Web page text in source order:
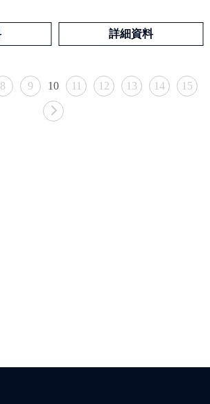
詳細資料
8 9 10 11 12 13 14 15